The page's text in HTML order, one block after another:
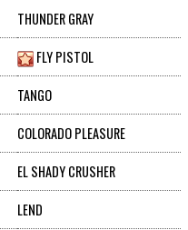
THUNDER GRAY
FLY PISTOL
TANGO
COLORADO PLEASURE
EL SHADY CRUSHER
LEND